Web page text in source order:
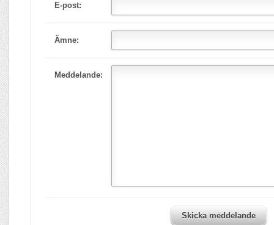
E-post:
Ämne:
Meddelande:
Skicka meddelande